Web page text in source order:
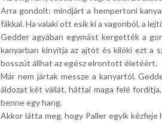
Arra gondolt: mindjárt a hempertoni
fákkal. Ha valaki ott esik ki a vagonból, a
Gedder agyában egymást kergették a
kanyarban kinyitja az ajtót és kilöki ezt a
bosszút állhat az egész elrontott életéért.
Már nem jártak messze a kanyartól.
áldozat két vállát, háttal maga felé
benne egy hang.
Akkor látta meg, hogy Paller egyik